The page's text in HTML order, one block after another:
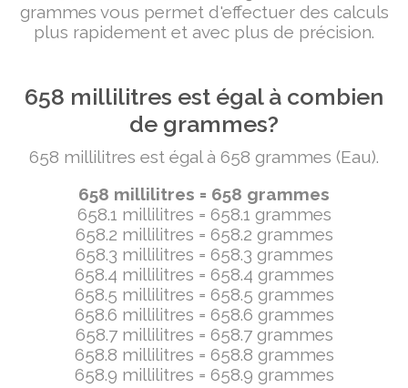
grammes vous permet d'effectuer des calculs
plus rapidement et avec plus de précision.
658 millilitres est égal à combien
de grammes?
658 millilitres est égal à 658 grammes (Eau).
658 millilitres = 658 grammes
658.1 millilitres = 658.1 grammes
658.2 millilitres = 658.2 grammes
658.3 millilitres = 658.3 grammes
658.4 millilitres = 658.4 grammes
658.5 millilitres = 658.5 grammes
658.6 millilitres = 658.6 grammes
658.7 millilitres = 658.7 grammes
658.8 millilitres = 658.8 grammes
658.9 millilitres = 658.9 grammes